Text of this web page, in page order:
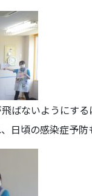
ばないようにす
日頃の感染症予